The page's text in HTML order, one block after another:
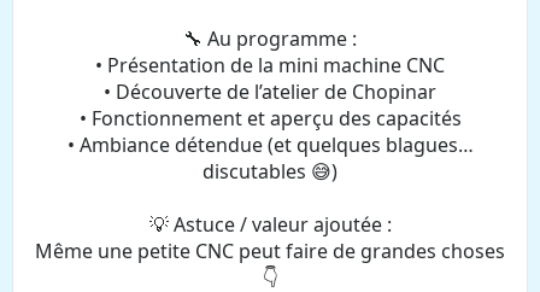
🔧 Au programme :
• Présentation de la mini machine CNC
• Découverte de l’atelier de Chopinar
• Fonctionnement et aperçu des capacités
• Ambiance détendue (et quelques blagues…
discutables 😅)
💡 Astuce / valeur ajoutée :
Même une petite CNC peut faire de grandes choses
👇